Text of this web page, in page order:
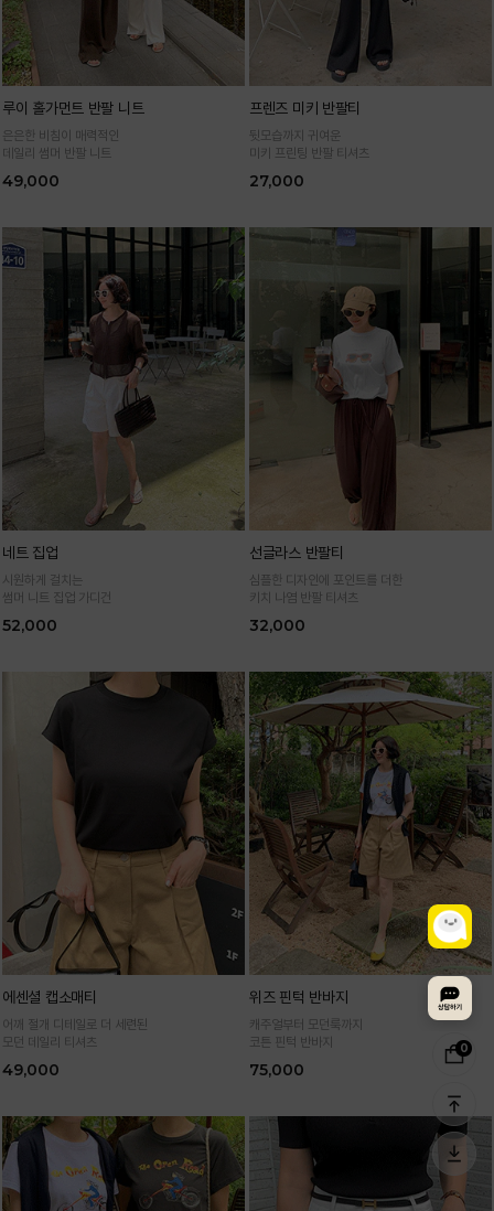
0
루이 홀가먼트 반팔 니트
은은한 비침이 매력적인
데일리 썸머 반팔 니트
49,000
프렌즈 미키 반팔티
뒷모습까지 귀여운
미키 프린팅 반팔 티셔츠
27,000
네트 집업
시원하게 걸치는
썸머 니트 집업 가디건
52,000
선글라스 반팔티
심플한 디자인에 포인트를 더한
키치 나염 반팔 티셔츠
32,000
에센셜 캡소매티
어깨 절개 디테일로 더 세련된
모던 데일리 티셔츠
49,000
위즈 핀턱 반바지
캐주얼부터 모던룩까지
코튼 핀턱 반바지
75,000